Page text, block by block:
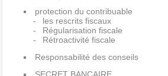
protection du contribuable
les rescrits fiscaux
Régularisation fiscale
Rétroactivité fiscale
Responsabilité des conseils